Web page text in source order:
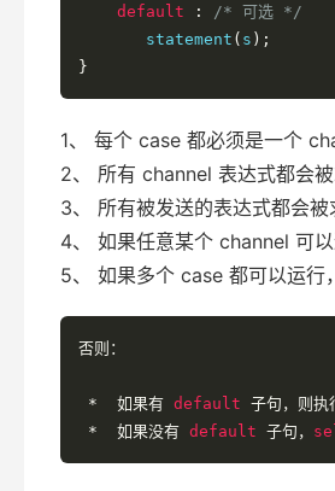
default
:
/* 可选 */
       statement
( s );
}
1、 每个 case 都必须是一个
2、 所有 channel 表达式都会
3、 所有被发送的表达式都会被
4、 如果任意某个 channel 可
5、 如果多个 case 都可以运行
否则：
* 如果有 default 子句，则执
*
如果没有 default 子句，